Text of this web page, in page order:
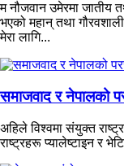
म नौजवान उमेरमा जातीय
भएको महान् तथा
मेरा लागि...
समाजवाद र नेपालको
अहिले विश्वमा संयुक्त
राष्ट्रहरू प्यालेष्टाइन र